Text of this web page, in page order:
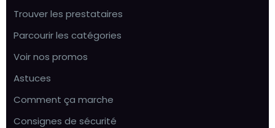
Trouver les prestataires
Parcourir les catégories
Voir nos promos
Astuces
Comment ça marche
Consignes de sécurité